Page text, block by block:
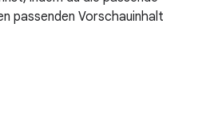
passenden Vorschauinhalt